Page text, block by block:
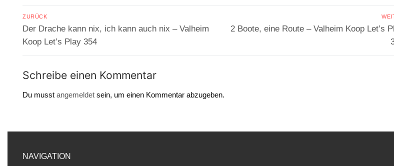
Beitragsnavigation
ZURÜCK
Vorheriger
Beitrag:
Der Drache kann nix, ich kann auch nix – Valheim
Koop Let’s Play 354
Nächster
2 Boote, eine Route – Valheim Koop Let’s
Schreibe einen Kommentar
Du musst angemeldet sein, um einen Kommentar abzugeben.
NAVIGATION